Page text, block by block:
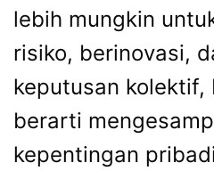
lebih mungkin
risiko, berinovasi,
keputusan kolektif,
berarti
kepentingan